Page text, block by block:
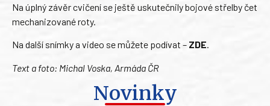
Na úplný závěr cvičení se ještě uskutečnily bojové střelby čet
mechanizované roty.
Na další snímky a video se můžete podívat – ZDE.
Text a foto: Michal Voska, Armáda ČR
Novinky